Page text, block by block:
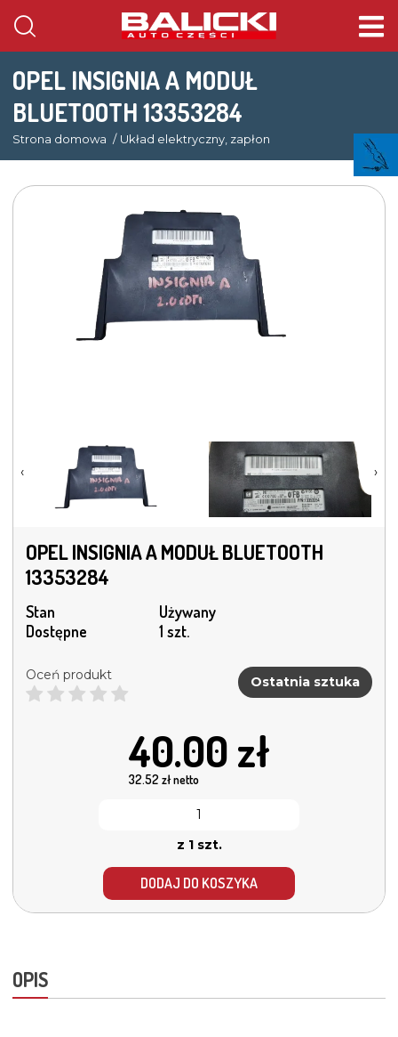
OPEL INSIGNIA A MODUŁ
BLUETOOTH 13353284
Strona domowa Układ elektryczny, zapłon
‹ ›
OPEL INSIGNIA A MODUŁ BLUETOOTH
13353284
Stan
Używany
Dostępne
1 szt.
Oceń produkt Ostatnia sztuka
40.00 zł
32.52 zł netto
z 1 szt.
DODAJ DO KOSZYKA
OPIS